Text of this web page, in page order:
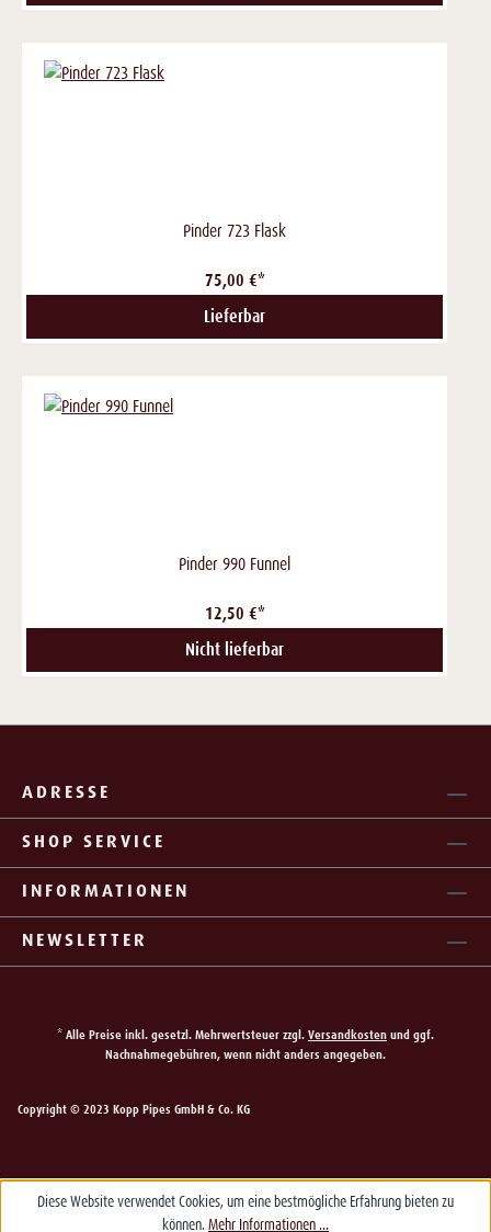
Pinder 723 Flask
75,00 €*
Lieferbar
Pinder 990 Funnel
12,50 €*
Nicht lieferbar
ADRESSE
SHOP SERVICE
INFORMATIONEN
NEWSLETTER
* Alle Preise inkl. gesetzl. Mehrwertsteuer zzgl. Versandkosten und ggf.
Nachnahmegebühren, wenn nicht anders angegeben.
Copyright © 2023 Kopp Pipes GmbH & Co. KG
Diese Website verwendet Cookies, um eine bestmögliche Erfahrung bieten zu
können.Mehr Informationen ...